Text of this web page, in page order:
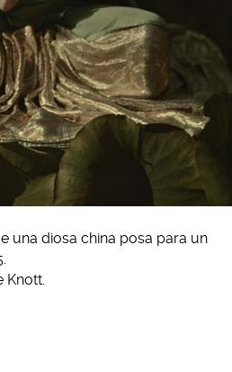
una diosa china posa para un
Knott.